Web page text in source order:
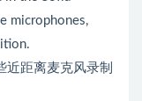
microphones,
近距离麦克风录制